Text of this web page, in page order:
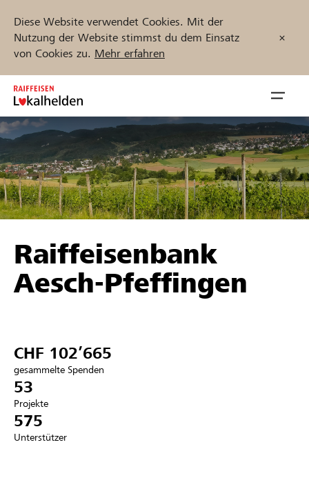
Diese Website verwendet Cookies. Mit der
Nutzung der Website stimmst du dem Einsatz
von Cookies zu. Mehr erfahren
Zum
Inhalt
springen
öffnen
Unterstützen
Hilfe & Support
Anmelden
Projekte und Organisationen finden
Jetzt starten
Raiffeisenbank
Aesch-Pfeffingen
CHF 102’665
gesammelte Spenden
53
Projekte
575
Unterstützer